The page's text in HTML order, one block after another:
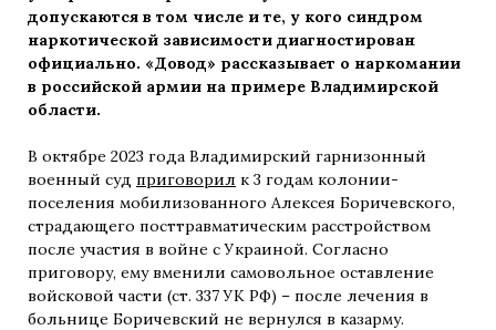
допускаются в том числе и те, у кого синдром
наркотической зависимости диагностирован
официально. «Довод» рассказывает о наркомании
в российской армии на примере Владимирской
области.
В октябре 2023 года Владимирский гарнизонный
военный суд приговорил к 3 годам колонии-
поселения мобилизованного Алексея Боричевского,
страдающего посттравматическим расстройством
после участия в войне с Украиной. Согласно
приговору, ему вменили самовольное оставление
войсковой части (ст. 337 УК РФ) – после лечения в
больнице Боричевский не вернулся в казарму.